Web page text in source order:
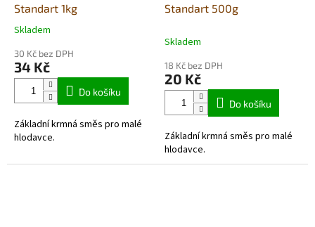
Standart 1kg
Průměrné
produktu
je
hvězdiček.
Skladem
30 Kč bez DPH
34 Kč
Do košíku
Základní krmná směs pro malé
hlodavce.
Standart 500g
Skladem
18 Kč bez DPH
20 Kč
Do košíku
Základní krmná směs pro malé
hlodavce.